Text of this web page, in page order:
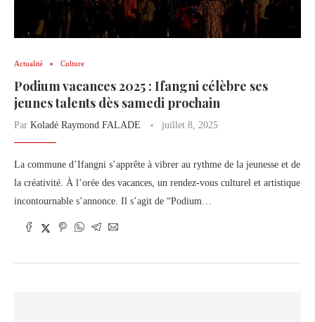
Actualité Culture
Podium vacances 2025 : Ifangni célèbre ses
jeunes talents dès samedi prochain
Par Koladé Raymond FALADE juillet 8, 2025
La commune d’Ifangni s’apprête à vibrer au rythme de la jeunesse et de
la créativité. À l’orée des vacances, un rendez-vous culturel et artistique
incontournable s’annonce. Il s’agit de “Podium…